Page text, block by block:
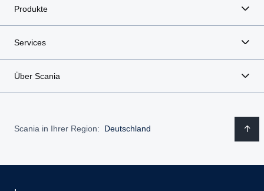
Produkte
Services
Über Scania
Scania in Ihrer Region: Deutschland